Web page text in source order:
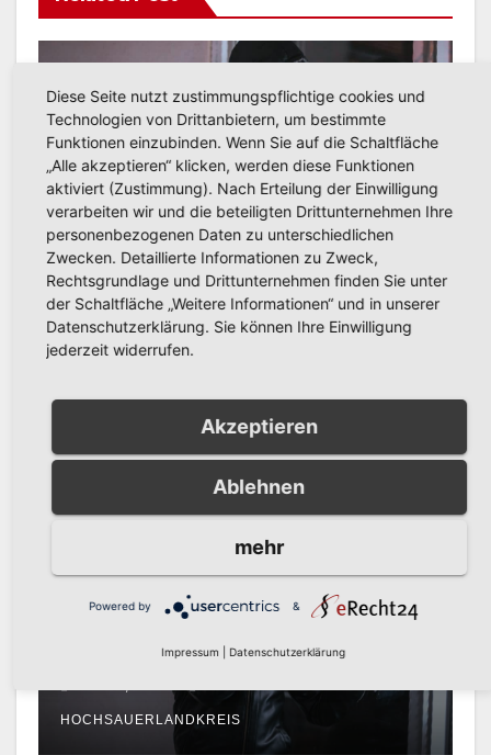
POLIZEIBERICHT
Versuchter Einbruch in
Mehrfamilienhaus in Alt-
Arnsberg: Polizei sucht
Zeugen
AUG. 6, 2026 KREISPOLIZEIBEHÖRDE
HOCHSAUERLANDKREIS
Alt-Arnsberg: Polizei sucht
KREISPOLIZEIBEHÖRDE
Einbruch in Musterhaus in
Arnsberg-Niedereimer:
HOCHSAUERLANDKREIS
Diese Seite nutzt zustimmungspflichtige cookies und
Technologien von Drittanbietern, um bestimmte
Funktionen einzubinden. Wenn Sie auf die Schaltfläche
„Alle akzeptieren“ klicken, werden diese Funktionen
aktiviert (Zustimmung). Nach Erteilung der Einwilligung
verarbeiten wir und die beteiligten Drittunternehmen Ihre
personenbezogenen Daten zu unterschiedlichen
Zwecken. Detaillierte Informationen zu Zweck,
Rechtsgrundlage und Drittunternehmen finden Sie unter
der Schaltfläche „Weitere Informationen“ und in unserer
Datenschutzerklärung. Sie können Ihre Einwilligung
jederzeit widerrufen.
Akzeptieren
Ablehnen
mehr
Powered by &
Impressum Datenschutzerklärung